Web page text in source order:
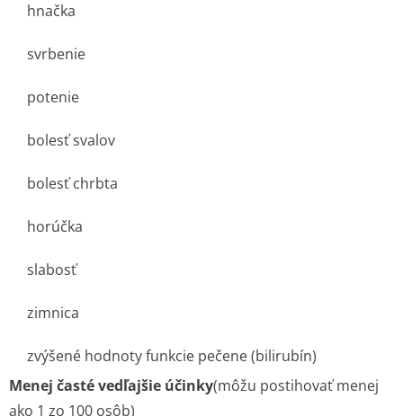
hnačka
svrbenie
potenie
bolesť svalov
bolesť chrbta
horúčka
slabosť
zimnica
zvýšené hodnoty funkcie pečene (bilirubín)
Menej časté vedľajšie účinky(môžu postihovať menej
ako 1 zo 100 osôb)